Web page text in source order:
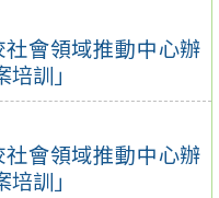
會領域推動中心辦
訓」
會領域推動中心辦
訓」